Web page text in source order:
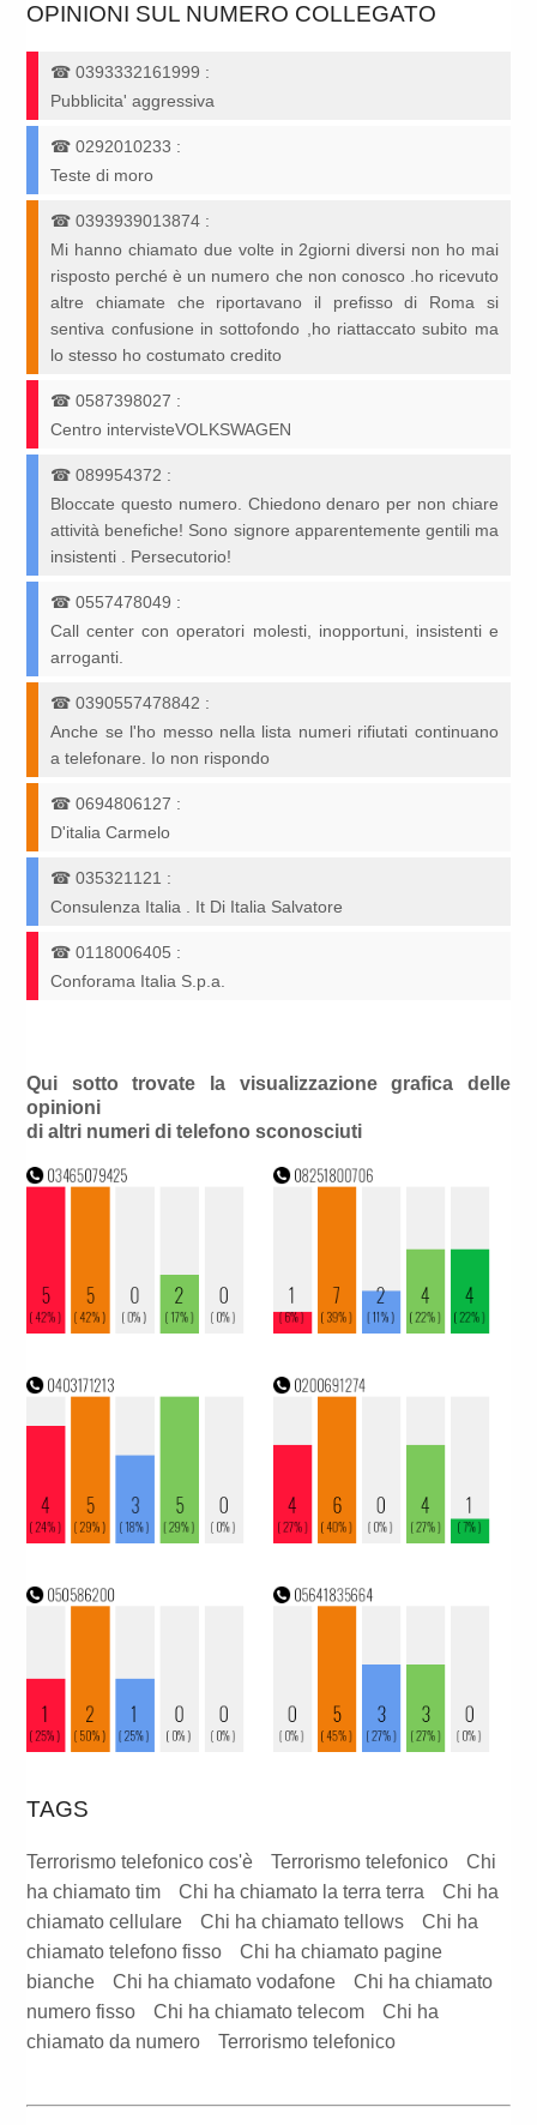
OPINIONI SUL NUMERO COLLEGATO
☎0393332161999 :
Pubblicita' aggressiva
☎0292010233 :
Teste di moro
☎0393939013874 :
Mi hanno chiamato due volte in 2giorni diversi non ho mai
risposto perché è un numero che non conosco .ho ricevuto
altre chiamate che riportavano il prefisso di Roma si
sentiva confusione in sottofondo ,ho riattaccato subito ma
lo stesso ho costumato credito
☎0587398027 :
Centro intervisteVOLKSWAGEN
☎089954372 :
Bloccate questo numero. Chiedono denaro per non chiare
attività benefiche! Sono signore apparentemente gentili ma
insistenti . Persecutorio!
☎0557478049 :
Call center con operatori molesti, inopportuni, insistenti e
arroganti.
☎0390557478842 :
Anche se l'ho messo nella lista numeri rifiutati continuano
a telefonare. Io non rispondo
☎0694806127 :
D'italia Carmelo
☎035321121 :
Consulenza Italia . It Di Italia Salvatore
☎0118006405 :
Conforama Italia S.p.a.
Qui sotto trovate la visualizzazione grafica delle
opinioni
di altri numeri di telefono sconosciuti
TAGS
Terrorismo telefonico cos'è Terrorismo telefonico
Chi
ha chiamato tim
Chi ha chiamato la terra terra
Chi ha
chiamato cellulare
Chi ha chiamato tellows
Chi ha
chiamato telefono fisso
Chi ha chiamato pagine
bianche
Chi ha chiamato vodafone
Chi ha chiamato
numero fisso
Chi ha chiamato telecom
Chi ha
chiamato da numero
Terrorismo telefonico